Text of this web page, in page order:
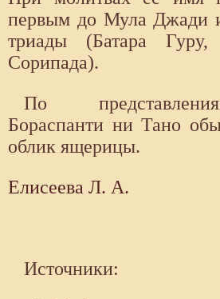
первым до Мула Джади
триады (Батара Гуру,
Сорипада).
По
Бораспанти ни Тано
облик ящерицы.
Елисеева Л. А.
Источники: